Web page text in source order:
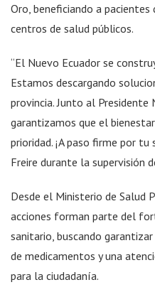
Oro, beneficiando a
centros de salud públicos.
“El Nuevo Ecuador se
Estamos descargando
provincia. Junto al Presidente
garantizamos que el
prioridad. ¡A paso firme por
Freire durante la supervisión
Desde el Ministerio de Salud
acciones forman parte del
sanitario, buscando
de medicamentos y una
para la ciudadanía.